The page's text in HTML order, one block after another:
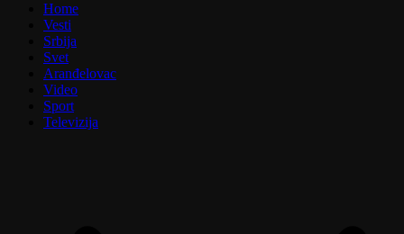
Home
Vesti
Srbija
Svet
Aranđelovac
Video
Sport
Televizija